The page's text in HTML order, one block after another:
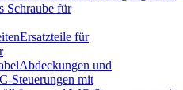
Schraube für
Ersatzteile für
Abdeckungen und
Steuerungen mit